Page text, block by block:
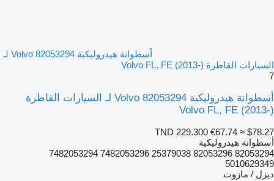
أسطوانة هيدروليكية Volvo 82053294 لـ
السيارات القاطرة Volvo FL, FE (2013-)
7
أسطوانة هيدروليكية Volvo 82053294 لـ السيارات القاطرة
Volvo FL, FE (2013-)
TND 229.300 €67.74 ≈ $78.27
أسطوانة هيدروليكية
82053294 82053296 25379038 7482053296 7482053294
5010629349
ديزل / مازوت